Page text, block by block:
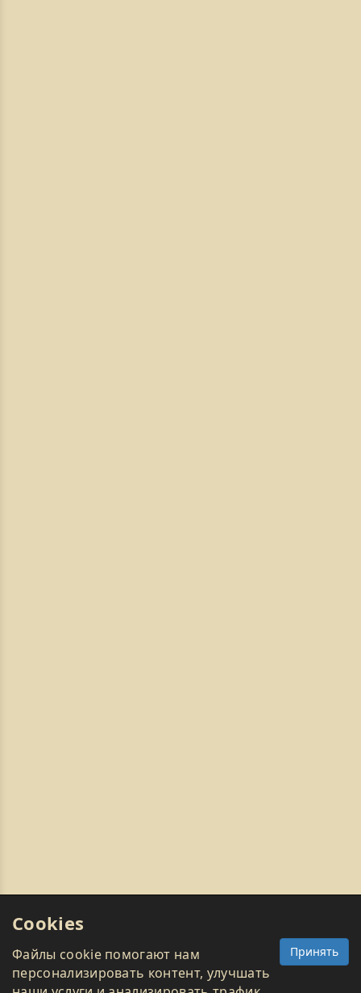
Cookies
Принять
Файлы cookie помогают нам
персонализировать контент, улучшать